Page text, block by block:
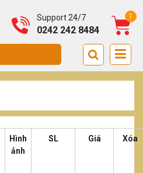
Support 24/7
0242 242 8484
1
Hình
ảnh
SL Giá Xóa